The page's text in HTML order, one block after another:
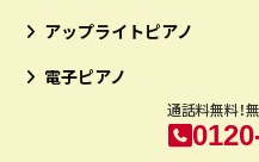
アップライトピアノ
電子ピアノ
通話料無料！